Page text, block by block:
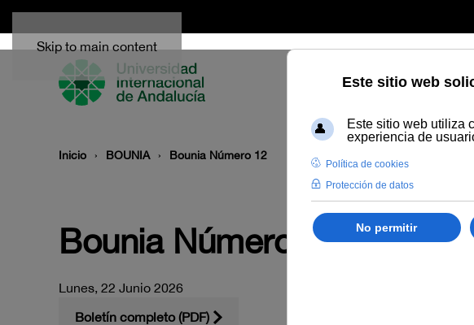
Skip to main content
Inicio BOUNIA Bounia Número 12
Bounia Número 12
Lunes, 22 Junio 2026
Boletín completo (PDF)